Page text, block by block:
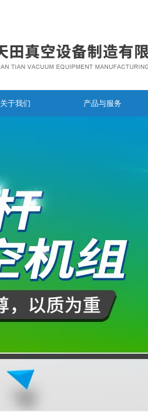
关于我们 产品与服务